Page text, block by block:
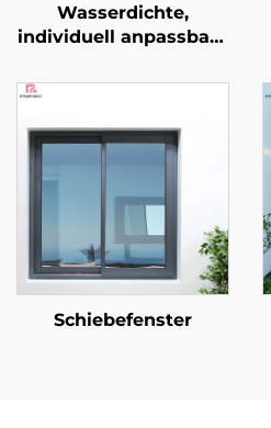
Wasserdichte,
individuell anpassbare
modernem
vollständig aus
Aluminium, inklusive
Kleiderschrank
Schiebefenster